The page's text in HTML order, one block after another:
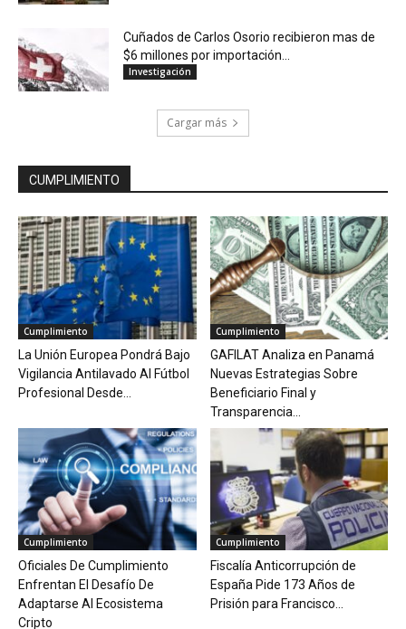
Cuñados de Carlos Osorio recibieron mas de
$6 millones por importación...
Investigación
Cargar más
CUMPLIMIENTO
Cumplimiento
La Unión Europea Pondrá Bajo
Vigilancia Antilavado Al Fútbol
Profesional Desde...
Cumplimiento
GAFILAT Analiza en Panamá
Nuevas Estrategias Sobre
Beneficiario Final y
Transparencia...
Cumplimiento
Oficiales De Cumplimiento
Enfrentan El Desafío De
Adaptarse Al Ecosistema
Cripto
Cumplimiento
Fiscalía Anticorrupción de
España Pide 173 Años de
Prisión para Francisco...